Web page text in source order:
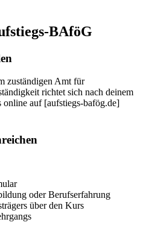
BAföG
zuständigen Amt für
richtet sich nach deinem
auf [aufstiegs-bafög.de]
oder Berufserfahrung
über den Kurs